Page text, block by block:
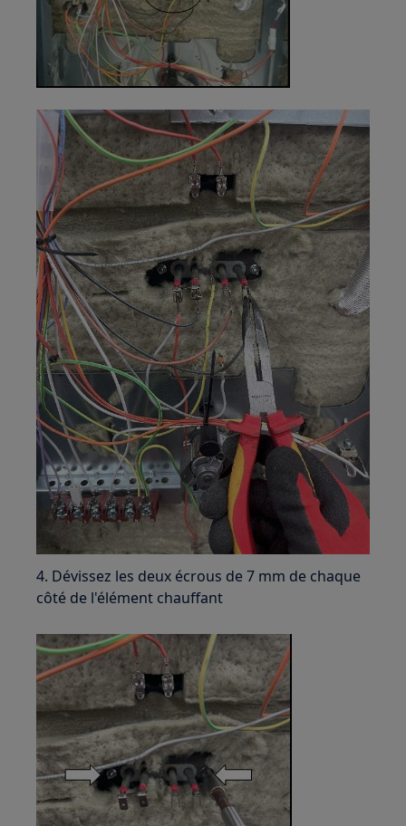
4. Dévissez les deux écrous de 7 mm de chaque
côté de l'élément chauffant